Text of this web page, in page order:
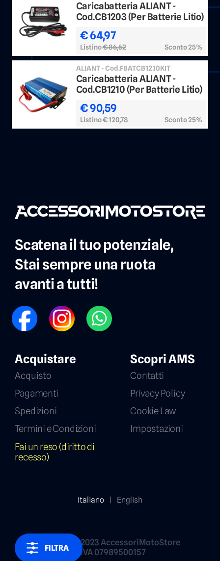
FILTRA
Caricabatteria ALIANT -
Cod.CB1203 (Per Batterie Litio)
€ 64,97
Listino€ 86,62 Sconto 25%
ALIANT - Cod.FBATCB12.10KIT
Caricabatteria ALIANT -
Cod.CB1210 (Per Batterie Litio)
€ 90,59
Listino€ 120,78 Sconto 25%
Scatena il tuo potenziale,
Stai sempre una ruota
avanti a tutti!
FB IG WP
Acquistare
Acquisto
Pagamenti
Spedizioni
Termini e Condizioni
Fai un reso (diritto di
recesso)
Scopri AMS
Contatti
Privacy Policy
Cookie Law
Impostazioni
Italiano | English
Copyright 2023 AccessoriMotoStore
P.IVA 07989500157